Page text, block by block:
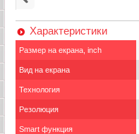
Характеристики
Размер на екрана, inch
Вид на екрана
Технология
Резолюция
Smart функция